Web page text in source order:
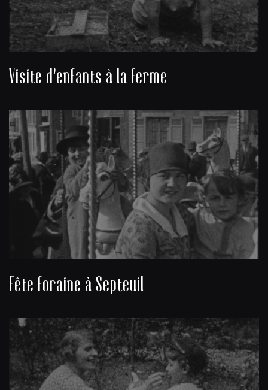
Visite d'enfants à la ferme
Fête foraine à Septeuil